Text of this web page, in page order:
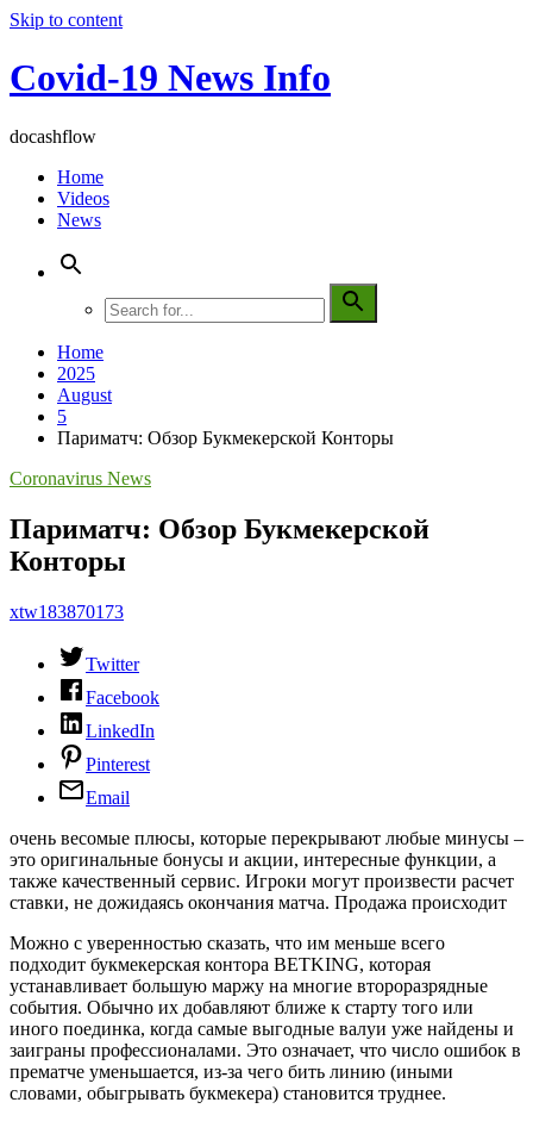
Skip to content
Covid-19 News Info
docashflow
Home
Videos
News
Home
2025
August
5
Париматч: Обзор Букмекерской Конторы
Coronavirus News
Париматч: Обзор Букмекерской
Конторы
xtw183870173
Twitter
Facebook
LinkedIn
Pinterest
Email
очень весомые плюсы, которые перекрывают любые минусы –
это оригинальные бонусы и акции, интересные функции, а
также качественный сервис. Игроки могут произвести расчет
ставки, не дожидаясь окончания матча. Продажа происходит
Можно с уверенностью сказать, что им меньше всего
подходит букмекерская контора BETKING, которая
устанавливает большую маржу на многие второразрядные
события. Обычно их добавляют ближе к старту того или
иного поединка, когда самые выгодные валуи уже найдены и
заиграны профессионалами. Это означает, что число ошибок в
прематче уменьшается, из-за чего бить линию (иными
словами, обыгрывать букмекера) становится труднее.